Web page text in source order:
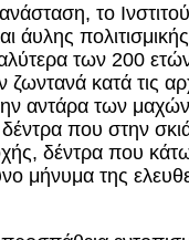
το
άυλης
των 200
ζωντανά κατά τις
αντάρα των
που στην
δέντρα που
μήνυμα της